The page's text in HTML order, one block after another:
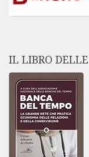
IL LIBRO